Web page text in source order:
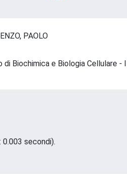
PAOLO
Biochimica e Biologia Cellulare -
secondi).